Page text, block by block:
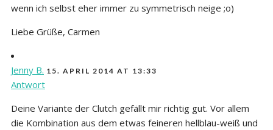
wenn ich selbst eher immer zu symmetrisch neige ;o)
Liebe Grüße, Carmen
Jenny B. 15. APRIL 2014 AT 13:33
Antwort
Deine Variante der Clutch gefällt mir richtig gut. Vor allem
die Kombination aus dem etwas feineren hellblau-weiß und